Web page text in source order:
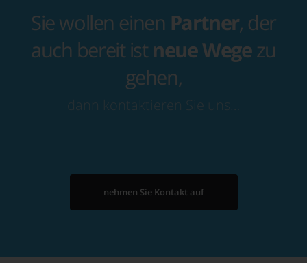
Sie wollen einen Partner, der
auch bereit ist neue Wegezu
gehen,
dann kontaktieren Sie uns…
nehmen Sie Kontakt auf